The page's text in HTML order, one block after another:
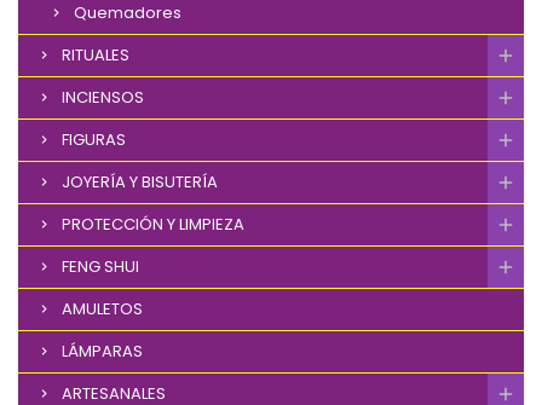
Quemadores
RITUALES
INCIENSOS
FIGURAS
JOYERÍA Y BISUTERÍA
PROTECCIÓN Y LIMPIEZA
FENG SHUI
AMULETOS
LÁMPARAS
ARTESANALES